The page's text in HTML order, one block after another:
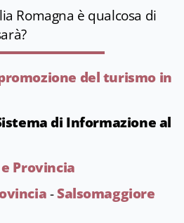
Romagna è qualcosa di
del turismo in
di Informazione al
Provincia
-Salsomaggiore